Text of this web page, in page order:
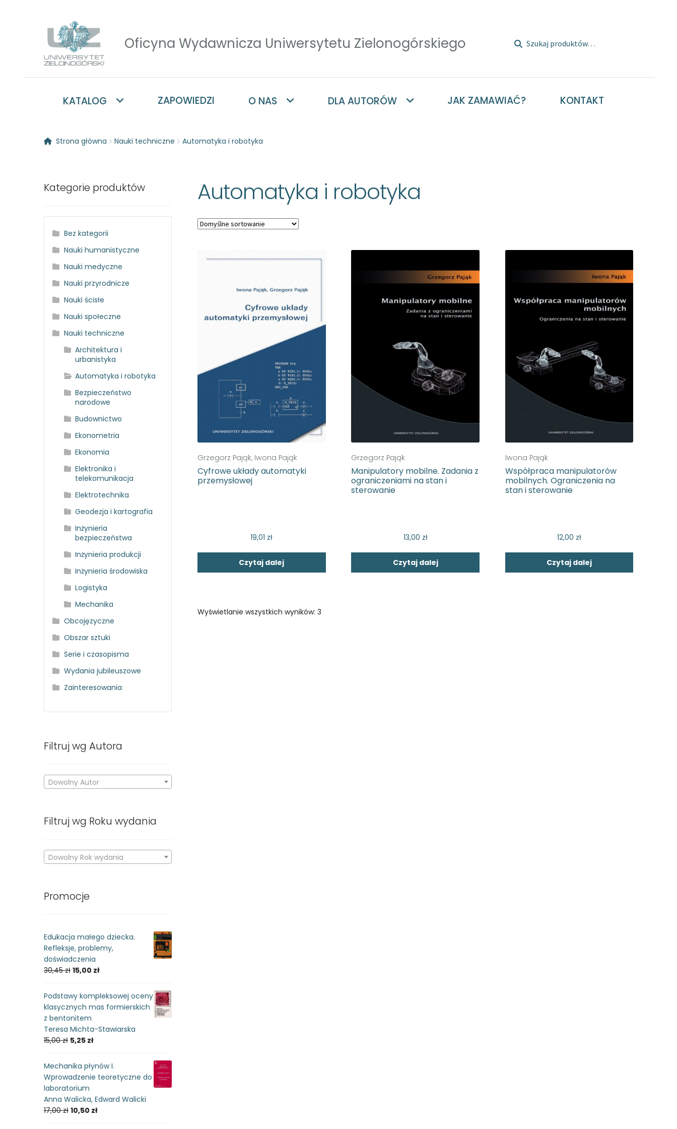
Przejdź
do
nawigacji
Przejdź
do
treści
KATALOG ZAPOWIEDZI O NAS DLA AUTORÓW JAK ZAMAWIAĆ? KONTAKT
Strona główna Nauki techniczne Automatyka i robotyka
Automatyka i robotyka
Grzegorz Pająk, Iwona Pająk
Cyfrowe układy automatyki
przemysłowej
19,01 zł
Czytaj dalej
Grzegorz Pająk
Manipulatory mobilne. Zadania z
ograniczeniami na stan i
sterowanie
13,00 zł
Czytaj dalej
Iwona Pająk
Współpraca manipulatorów
mobilnych. Ograniczenia na
stan i sterowanie
12,00 zł
Czytaj dalej
Wyświetlanie wszystkich wyników: 3
Kategorie produktów
Bez kategorii
Nauki humanistyczne
Nauki medyczne
Nauki przyrodnicze
Nauki ścisłe
Nauki społeczne
Nauki techniczne
Architektura i
urbanistyka
Automatyka i robotyka
Bezpieczeństwo
narodowe
Budownictwo
Ekonometria
Ekonomia
Elektronika i
telekomunikacja
Elektrotechnika
Geodezja i kartografia
Inżynieria
bezpieczeństwa
Inżynieria produkcji
Inżynieria środowiska
Logistyka
Mechanika
Obcojęzyczne
Obszar sztuki
Serie i czasopisma
Wydania jubileuszowe
Zainteresowania
Filtruj wg Autora
Dowolny Autor
Filtruj wg Roku wydania
Dowolny Rok wydania
Promocje
Edukacja małego dziecka.
Refleksje, problemy,
doświadczenia
30,45zł 15,00 zł
Podstawy kompleksowej oceny
klasycznych mas formierskich
z bentonitem
Teresa Michta-Stawiarska
15,00zł 5,25 zł
Mechanika płynów I.
Wprowadzenie teoretyczne do
laboratorium
Anna Walicka, Edward Walicki
17,00zł 10,50 zł